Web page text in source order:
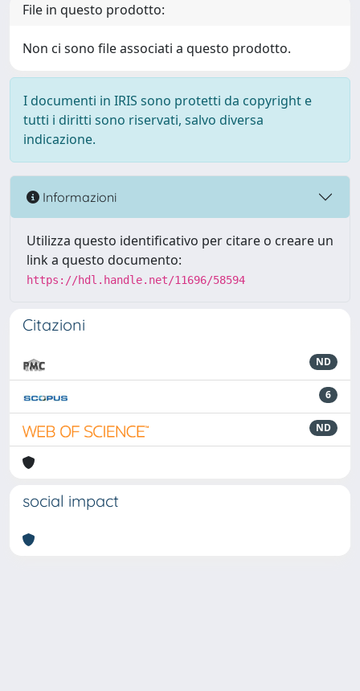
File in questo prodotto:
Non ci sono file associati a questo prodotto.
I documenti in IRIS sono protetti da copyright e
tutti i diritti sono riservati, salvo diversa
indicazione.
Informazioni
Utilizza questo identificativo per citare o creare un
link a questo documento:
https://hdl.handle.net/11696/58594
Citazioni
ND
6
ND
social impact